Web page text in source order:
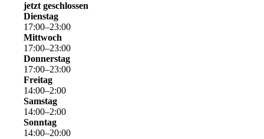
jetzt geschlossen
Dienstag
17:00–23:00
Mittwoch
17:00–23:00
Donnerstag
17:00–23:00
Freitag
14:00–2:00
Samstag
14:00–2:00
Sonntag
14:00–20:00